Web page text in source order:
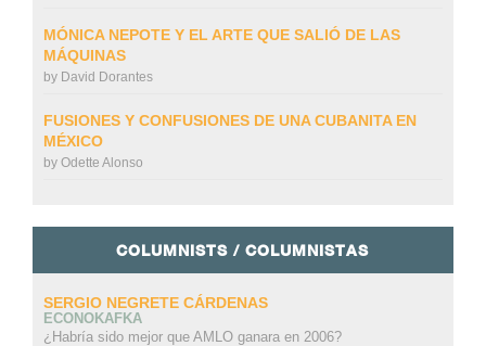
MÓNICA NEPOTE Y EL ARTE QUE SALIÓ DE LAS
MÁQUINAS
by David Dorantes
FUSIONES Y CONFUSIONES DE UNA CUBANITA EN
MÉXICO
by Odette Alonso
COLUMNISTS / COLUMNISTAS
SERGIO NEGRETE CÁRDENAS
ECONOKAFKA
¿Habría sido mejor que AMLO ganara en 2006?